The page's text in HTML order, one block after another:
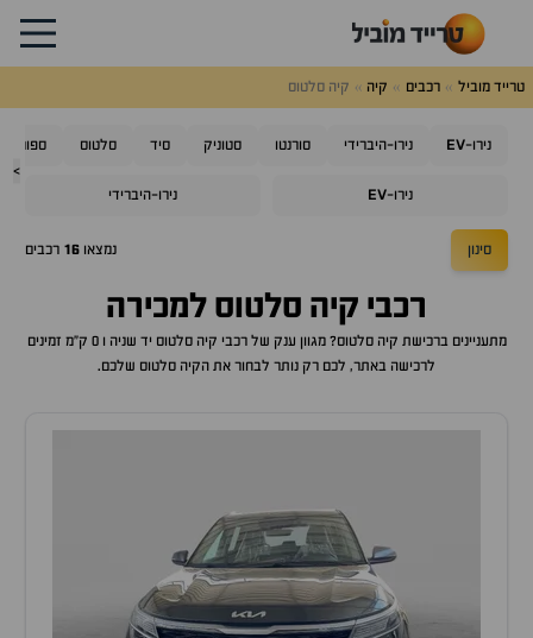
טרייד מוביל רכבים קיה קיה סלטוס
>
נירו-EV נירו-היברידי סורנטו סטוניק סיד סלטוס
נירו-EV נירו-היברידי
סינון נמצאו 16 רכבים
רכבי קיה סלטוס למכירה
מתעניינים ברכישת קיה סלטוס? מגוון ענק של רכבי קיה סלטוס
יד שניה ו 0 ק"מ זמינים
לרכישה באתר, לכם רק נותר לבחור את הקיה סלטוס שלכם.